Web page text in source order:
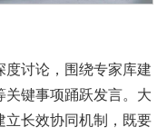
度讨论，围绕专家库建
键事项踊跃发言。大
立长效协同机制，既要